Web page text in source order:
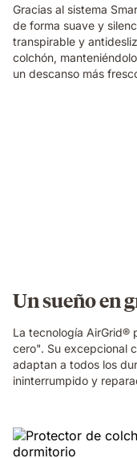
Gracias al sistema
de forma suave y
transpirable y
colchón,
un descanso más
Un sueño en
La tecnología AirGrid®
cero". Su excepcional
adaptan a todos los
ininterrumpido y